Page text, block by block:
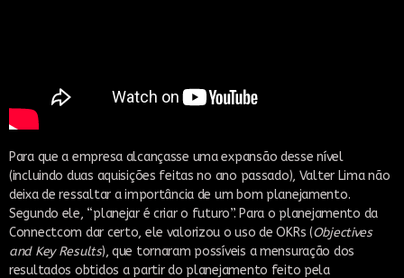
Para que a empresa alcançasse uma expansão desse nível
(incluindo duas aquisições feitas no ano passado), Valter Lima não
deixa de ressaltar a importância de um bom planejamento.
Segundo ele, “planejar é criar o futuro”. Para o planejamento da
Connectcom dar certo, ele valorizou o uso de OKRs (Objectives
and Key Results), que tornaram possíveis a mensuração dos
resultados obtidos a partir do planejamento feito pela